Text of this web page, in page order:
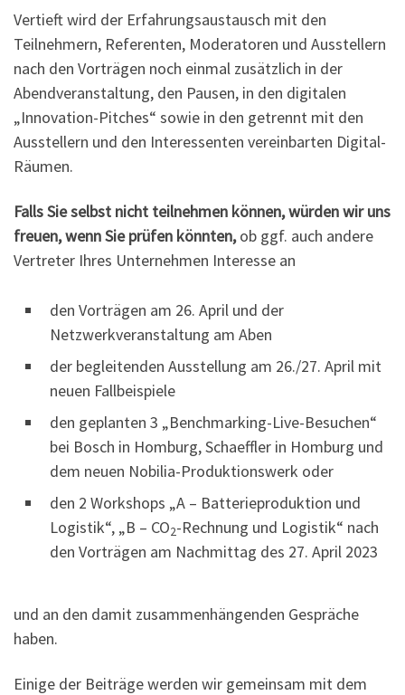
Vertieft wird der Erfahrungsaustausch mit den
Teilnehmern, Referenten, Moderatoren und Ausstellern
nach den Vorträgen noch einmal zusätzlich in der
Abendveranstaltung, den Pausen, in den digitalen
„Innovation-Pitches“ sowie in den getrennt mit den
Ausstellern und den Interessenten vereinbarten Digital-
Räumen.
Falls Sie selbst nicht teilnehmen können, würden wir uns
freuen, wenn Sie prüfen könnten,ob ggf. auch andere
Vertreter Ihres Unternehmen Interesse an
den Vorträgen am 26. April und der
Netzwerkveranstaltung am Aben
der begleitenden Ausstellung am 26./27. April mit
neuen Fallbeispiele
den geplanten 3 „Benchmarking-Live-Besuchen“
bei Bosch in Homburg, Schaeffler in Homburg und
dem neuen Nobilia-Produktionswerk oder
den 2 Workshops „A – Batterieproduktion und
Logistik“, „B – CO2-Rechnung und Logistik“ nach
den Vorträgen am Nachmittag des 27. April 2023
und an den damit zusammenhängenden Gespräche
haben.
Einige der Beiträge werden wir gemeinsam mit dem